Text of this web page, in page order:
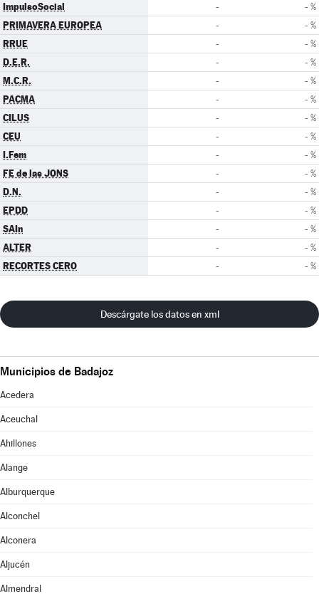
ImpulsoSocial - - %
PRIMAVERA EUROPEA - - %
RRUE - - %
D.E.R. - - %
M.C.R. - - %
PACMA - - %
CILUS - - %
CEU - - %
I.Fem - - %
FE de las JONS - - %
D.N. - - %
EPDD - - %
SAIn - - %
ALTER - - %
RECORTES CERO - - %
Descárgate los datos en xml
Municipios de Badajoz
Acedera
Aceuchal
Ahillones
Alange
Alburquerque
Alconchel
Alconera
Aljucén
Almendral